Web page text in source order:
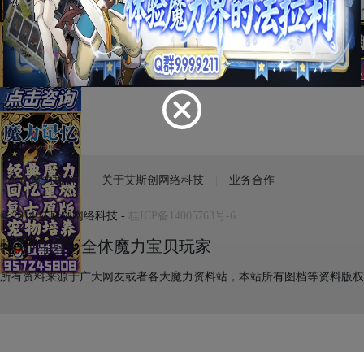
Test
关于魔力百科 关于艾斯创网络科技 业务合作
© 2014 艾斯创网络科技 - 桂ICP备14005763号-6
特别鸣谢：全体魔力宝贝玩家
所有资料来源于广大网友或者各大魔力资料站，本站所有图档等资料版